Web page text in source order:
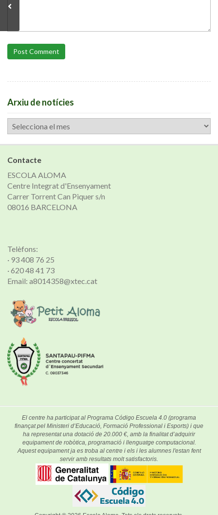
Post Comment
Arxiu de notícies
Arxiu
de
notícies
Contacte
ESCOLA ALOMA
Centre Integrat d'Ensenyament
Carrer Torrent Can Piquer s/n
08016 BARCELONA
Telèfons:
· 93 408 76 25
· 620 48 41 73
Email: a8014358@xtec.cat
El centre ha participat al Programa Código Escuela 4.0 (programa
finançat pel Ministeri d’Educació, Formació Professional i Esports) i que
ha representat una dotació de 20.000 €, amb la finalitat d’adquirir
equipament de robòtica, programació i llenguatge computacional.
Aquest equipament ja es troba al centre i els i les alumnes l'estan fent
servir amb resultats molt satisfactoris.